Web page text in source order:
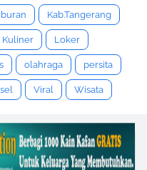
Kab.Tangerang
Kuliner Loker
olahraga persita
Viral Wisata